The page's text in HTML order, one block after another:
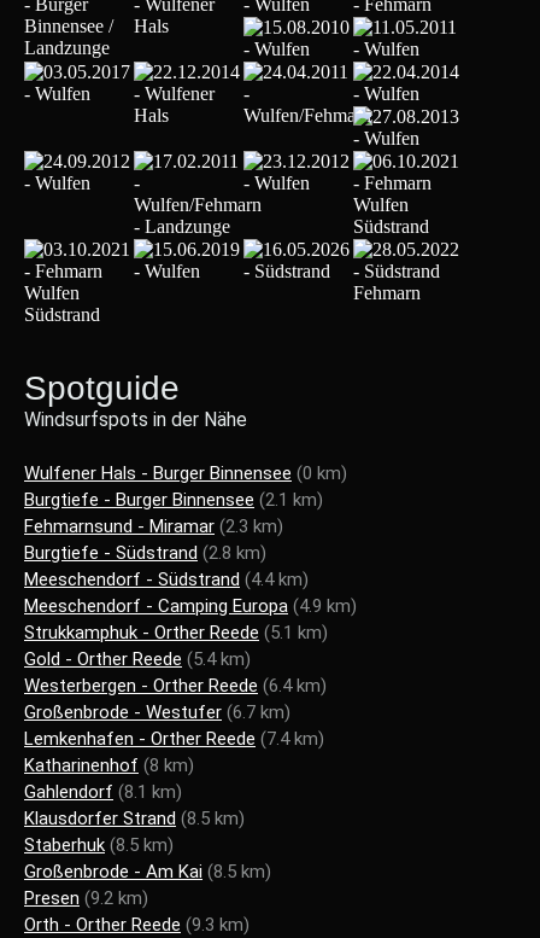
Spotguide
Windsurfspots in der Nähe
Wulfener Hals - Burger Binnensee (0 km)
Burgtiefe - Burger Binnensee (2.1 km)
Fehmarnsund - Miramar (2.3 km)
Burgtiefe - Südstrand (2.8 km)
Meeschendorf - Südstrand (4.4 km)
Meeschendorf - Camping Europa (4.9 km)
Strukkamphuk - Orther Reede (5.1 km)
Gold - Orther Reede (5.4 km)
Westerbergen - Orther Reede (6.4 km)
Großenbrode - Westufer (6.7 km)
Lemkenhafen - Orther Reede (7.4 km)
Katharinenhof (8 km)
Gahlendorf (8.1 km)
Klausdorfer Strand (8.5 km)
Staberhuk (8.5 km)
Großenbrode - Am Kai (8.5 km)
Presen (9.2 km)
Orth - Orther Reede (9.3 km)